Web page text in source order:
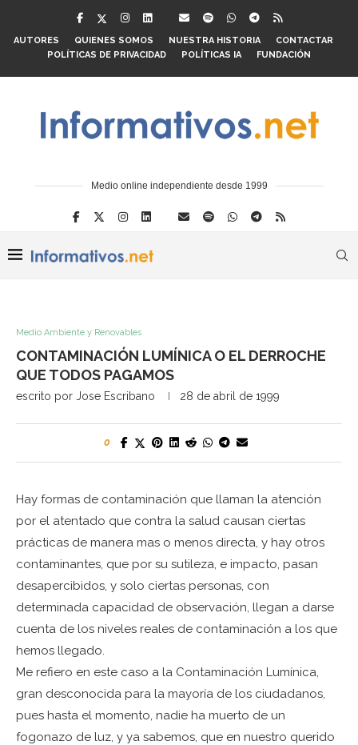
AUTORES QUIENES SOMOS NUESTRA HISTORIA
CONTACTAR
POLÍTICAS DE PRIVACIDAD
POLÍTICAS IA FUNDACIÓN
Medio online independiente desde 1999
Medio Ambiente y Renovables
CONTAMINACIÓN LUMÍNICA O EL DERROCHE
QUE TODOS PAGAMOS
escrito por Jose Escribano 28 de abril de 1999
0
Hay formas de contaminación que llaman la atención
por el atentado que contra la salud causan ciertas
prácticas de manera mas o menos directa, y hay otros
contaminantes, que por su sutileza, e impacto, pasan
desapercibidos, y solo ciertas personas, con
determinada capacidad de observación, llegan a darse
cuenta de los niveles reales de contaminación a los que
hemos llegado.
Me refiero en este caso a la Contaminación Lumínica,
gran desconocida para la mayoría de los ciudadanos,
pues hasta el momento, nadie ha muerto de un
fogonazo de luz, y ya sabemos, que en nuestro querido